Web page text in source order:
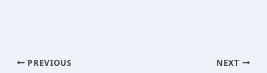
PREVIOUS NEXT